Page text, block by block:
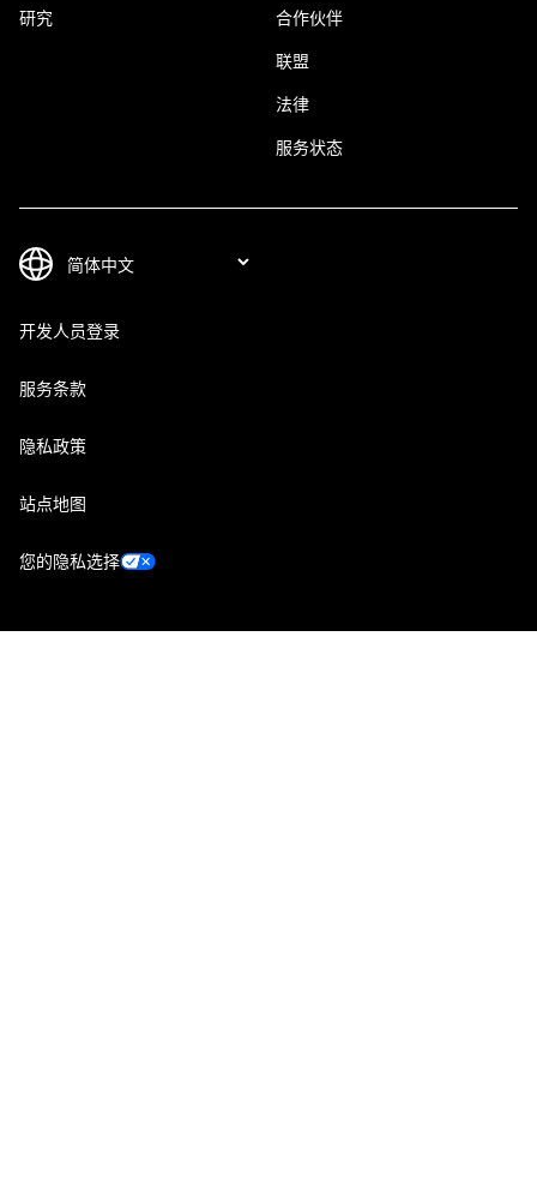
研究 合作伙伴
联盟
法律
服务状态
开发人员登录
服务条款
隐私政策
站点地图
您的隐私选择